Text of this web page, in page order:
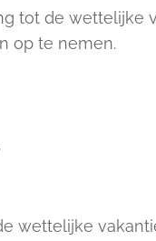
tot de wettelijke
op te nemen.
wettelijke